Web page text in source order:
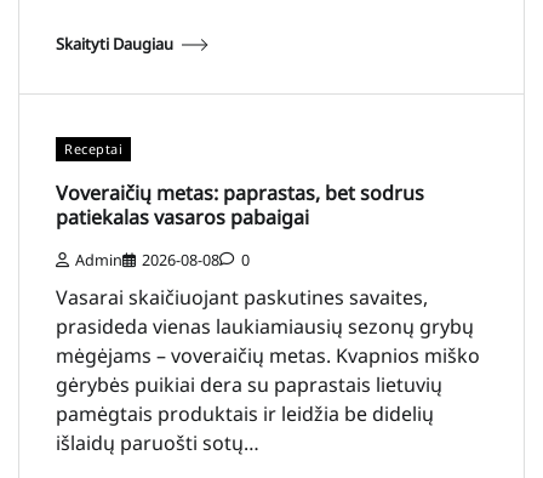
Skaityti Daugiau
Receptai
Voveraičių metas: paprastas, bet sodrus
patiekalas vasaros pabaigai
Admin 2026-08-08 0
Vasarai skaičiuojant paskutines savaites,
prasideda vienas laukiamiausių sezonų grybų
mėgėjams – voveraičių metas. Kvapnios miško
gėrybės puikiai dera su paprastais lietuvių
pamėgtais produktais ir leidžia be didelių
išlaidų paruošti sotų…